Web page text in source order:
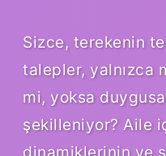
Sizce, terekenin
talepler, yalnızca
mi, yoksa
şekilleniyor? Aile